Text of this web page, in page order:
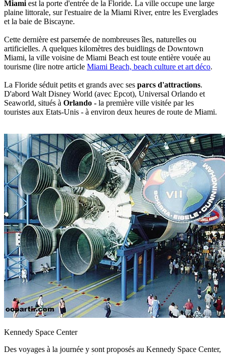
Miami est la porte d'entrée de la Floride. La ville occupe une large
plaine littorale, sur l'estuaire de la Miami River, entre les Everglades
et la baie de Biscayne.
Cette dernière est parsemée de nombreuses îles, naturelles ou
artificielles. A quelques kilomètres des buidlings de Downtown
Miami, la ville voisine de Miami Beach est toute entière vouée au
tourisme (lire notre article Miami Beach, beach culture et art déco.
La Floride séduit petits et grands avec ses parcs d'attractions.
D'abord Walt Disney World (avec Epcot), Universal Orlando et
Seaworld, situés à Orlando - la première ville visitée par les
touristes aux Etats-Unis - à environ deux heures de route de Miami.
Kennedy Space Center
Des voyages à la journée y sont proposés au Kennedy Space Center,